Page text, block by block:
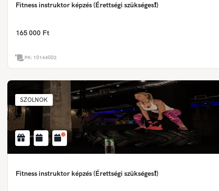
Fitness instruktor képzés (Érettségi szükséges❗)
165 000 Ft
PK: 10144002
SZOLNOK
Fitness instruktor képzés (Érettségi szükséges❗)